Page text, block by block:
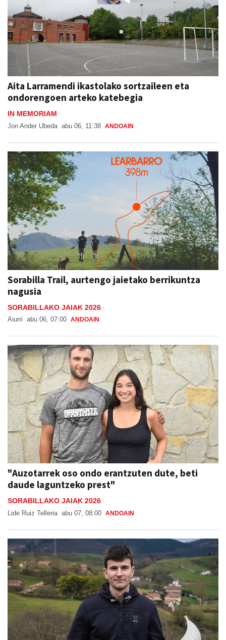
Aita Larramendi ikastolako sortzaileen eta
ondorengoen arteko katebegia
IN MEMORIAM
Jon Ander Ubeda abu 06, 11:38 ANDOAIN
Sorabilla Trail, aurtengo jaietako berrikuntza
nagusia
SORABILLAKO JAIAK 2026
Aiurri abu 06, 07:00 ANDOAIN
"Auzotarrek oso ondo erantzuten dute, beti
daude laguntzeko prest"
SORABILLAKO JAIAK 2026
Lide Ruiz Telleria abu 07, 08:00 ANDOAIN